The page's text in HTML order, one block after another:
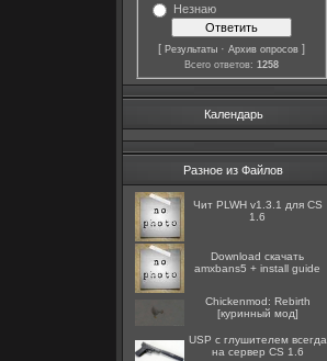
Незнаю
[ Результаты · Архив опросов ]
Всего ответов: 1258
Календарь
Разное из Файлов
Чит PLWH v1.3.1 для CS
1.6
Download скачать
amxbans5 + install guide
Chickenmod: Rebirth
[куринный мод]
USP с глушителем всегда
на сервер CS 1.6